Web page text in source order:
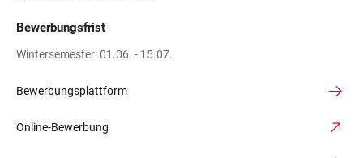
Bewerbungsfrist
Wintersemester: 01.06. - 15.07.
Bewerbungsplattform
Online-Bewerbung